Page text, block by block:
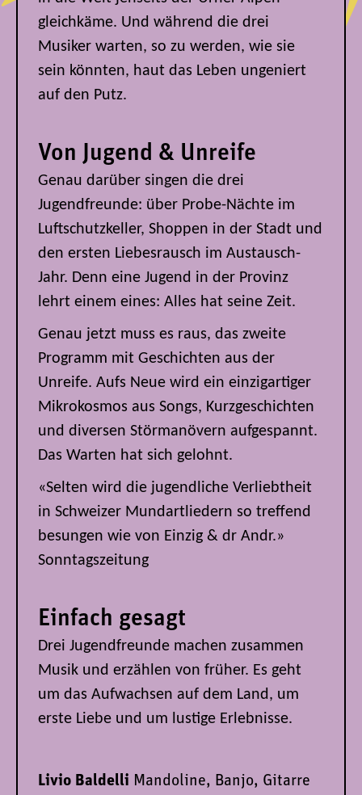
gleichkäme. Und während die drei
Musiker warten, so zu werden, wie sie
sein könnten, haut das Leben ungeniert
auf den Putz.
Von Jugend & Unreife
Genau darüber singen die drei
Jugendfreunde: über Probe-Nächte im
Luftschutzkeller, Shoppen in der Stadt und
den ersten Liebesrausch im Austausch-
Jahr. Denn eine Jugend in der Provinz
lehrt einem eines: Alles hat seine Zeit.
Genau jetzt muss es raus, das zweite
Programm mit Geschichten aus der
Unreife. Aufs Neue wird ein einzigartiger
Mikrokosmos aus Songs, Kurzgeschichten
und diversen Störmanövern aufgespannt.
Das Warten hat sich gelohnt.
«Selten wird die jugendliche Verliebtheit
in Schweizer Mundartliedern so treffend
besungen wie von Einzig & dr Andr.»
Sonntagszeitung
Einfach gesagt
Drei Jugendfreunde machen zusammen
Musik und erzählen von früher. Es geht
um das Aufwachsen auf dem Land, um
erste Liebe und um lustige Erlebnisse.
Livio Baldelli Mandoline, Banjo, Gitarre